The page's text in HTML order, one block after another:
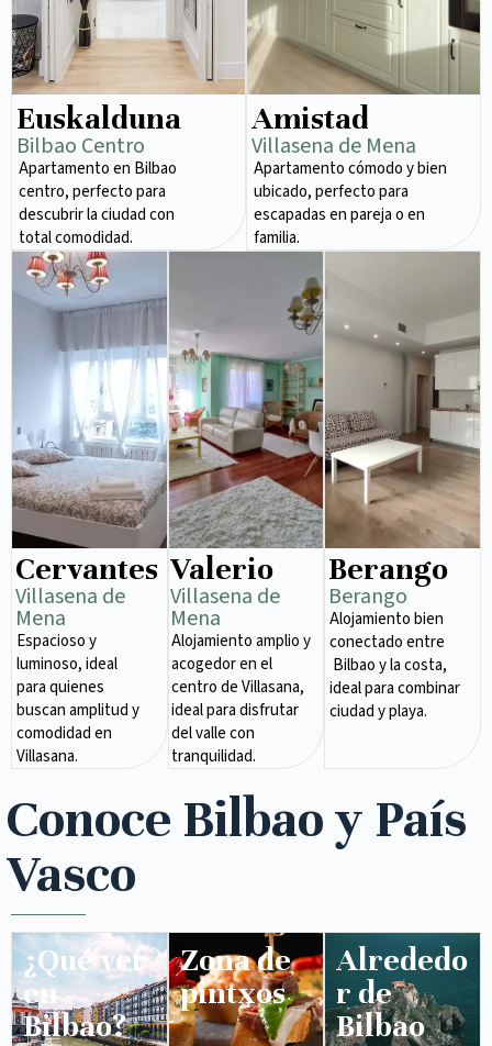
Euskalduna
Bilbao Centro
Apartamento en Bilbao
centro, perfecto para
descubrir la ciudad con
total comodidad.
Amistad
Villasena de Mena
Apartamento cómodo y bien
ubicado, perfecto para
escapadas en pareja o en
familia.
Cervantes
Villasena de
Mena​
Espacioso y
luminoso, ideal
para quienes
buscan amplitud y
comodidad en
Villasana.
Valerio
Villasena de
Mena​
Alojamiento amplio y
acogedor en el
centro de Villasana,
ideal para disfrutar
del valle con
tranquilidad.
Berango
Berango
Alojamiento bien
conectado entre
Bilbao y la costa,
ideal para combinar
ciudad y playa.
Conoce Bilbao y País
Vasco
¿Qué ver
en
Bilbao?
Zona de
pintxos​
Alrededo
r de
Bilbao